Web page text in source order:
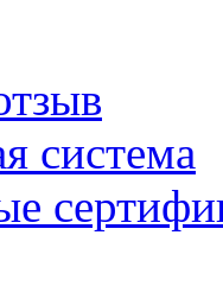
система